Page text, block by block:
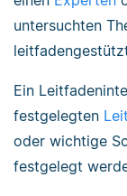
untersuchten
Ein
festgelegten
oder wichtige
festgelegt